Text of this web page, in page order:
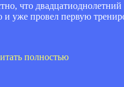
что
и уже провел первую
полностью